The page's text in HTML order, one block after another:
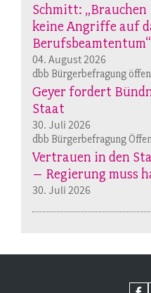
Schmitt:
keine Angriffe auf
Berufsbeamtentum“
04. August 2026
dbb Bürgerbefragung
Geyer fordert
Staat
30. Juli 2026
dbb Bürgerbefragung
Vertrauen in den
– Regierung muss
30. Juli 2026